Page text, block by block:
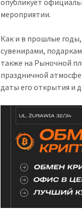
мероприятии.
Как и в прошлые
сувенирами,
также на Рыночной
праздничной
даты его открытия и